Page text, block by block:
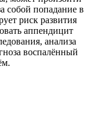
собой попадание в
риск развития
аппендицит
анализа
воспалённый